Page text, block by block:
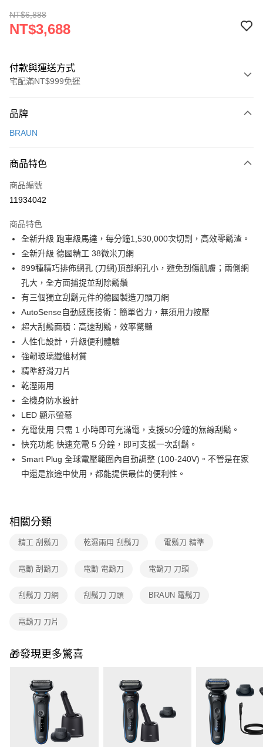
NT$6,888
NT$3,688
付款與運送方式
宅配滿NT$999免運
信用卡一次付款
3 期 0 利率 每期
合作金庫商業銀行
上海商業儲蓄銀行
臺灣中小企業銀行
匯豐（台灣）商業銀行
華泰商業銀行
聯邦商業銀行
元大商業銀行
永豐商業銀行
玉山商業銀行
台灣樂天信用卡公司
合作金庫商業銀行
上海商業儲蓄銀行
國泰世華商業銀行
兆豐國際商業銀行
匯豐（台灣）商業銀行
聯邦商業銀行
遠東國際商業銀行
元大商業銀行
玉山商業銀行
星展（台灣）商業銀行
台新國際商業銀行
中國信託商業銀行
即享券
LINE Pay
Apple Pay
街口支付
Google Pay
ATM付款
運送方式
宅配
每筆NT$100，滿NT$999(含以上)免運費
付款後門市自取
免運費
品牌
BRAUN
商品特色
商品編號
11934042
商品特色
全新升級 跑車級馬達，每分鐘1,530,000次切割，高效零鬍渣。
全新升級 德國精工 38微米刀網
899種精巧排佈網孔 (刀網)頂部網孔小，避免刮傷肌膚；兩側網
孔大，全方面捕捉並刮除鬍鬚
有三個獨立刮鬍元件的德國製造刀頭刀網
AutoSense自動感應技術：簡單省力，無須用力按壓
超大刮鬍面積：高速刮鬍，效率驚豔
人性化設計，升級便利體驗
強韌玻璃纖維材質
精準舒滑刀片
乾溼兩用
全機身防水設計
LED 顯示螢幕
充電使用 只需 1 小時即可充滿電，支援50分鐘的無線刮鬍。
快充功能 快速充電 5 分鐘，即可支援一次刮鬍。
Smart Plug 全球電壓範圍內自動調整 (100-240V)。不管是在家
中還是旅途中使用，都能提供最佳的便利性。
相關分類
精工 刮鬍刀 乾濕兩用 刮鬍刀 電鬍刀 精準
電動 刮鬍刀 電動 電鬍刀 電鬍刀 刀頭
刮鬍刀 刀網 刮鬍刀 刀頭 BRAUN 電鬍刀
電鬍刀 刀片
🎁發現更多驚喜